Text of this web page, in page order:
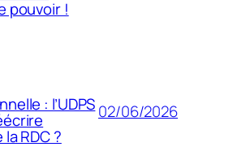
pouvoir !
: l’UDPS
RDC ?
02/06/2026